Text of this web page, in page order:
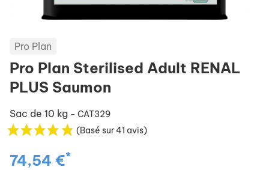
Pro Plan
Pro Plan Sterilised Adult RENAL
PLUS Saumon
Sac de 10 kg - CAT329
(Basé sur 41 avis)
74,54 €*